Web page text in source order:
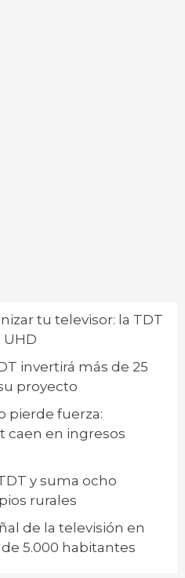
tu televisor: la TDT
UHD
invertirá más de 25
proyecto
pierde fuerza:
caen en ingresos
y suma ocho
rurales
de la televisión en
5.000 habitantes